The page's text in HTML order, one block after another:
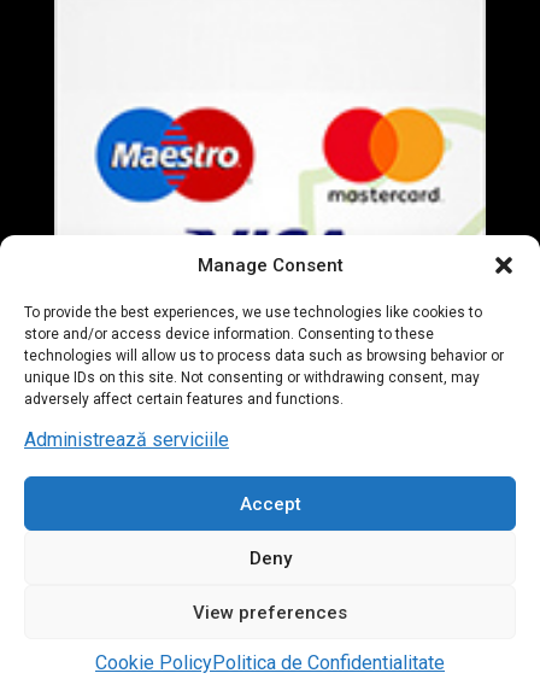
Manage Consent
To provide the best experiences, we use technologies like cookies to
store and/or access device information. Consenting to these
technologies will allow us to process data such as browsing behavior or
unique IDs on this site. Not consenting or withdrawing consent, may
adversely affect certain features and functions.
Administrează serviciile
Accept
Deny
View preferences
Cookie PolicyPolitica de Confidentialitate
© 2020 Everart Mobila. All Rights Reserved. designed by
Tudor Deleanu